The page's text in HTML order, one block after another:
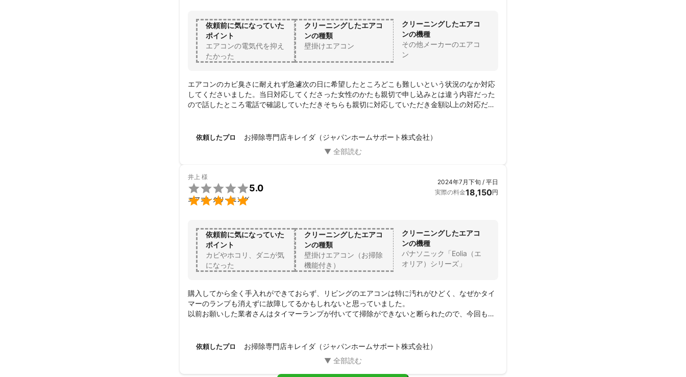
依頼前に気になっていた
ポイント
エアコンの電気代を抑え
たかった
クリーニングしたエアコ
ンの種類
壁掛けエアコン
クリーニングしたエアコ
ンの機種
その他メーカーのエアコ
ン
エアコンのカビ臭さに耐えれず急遽次の日に希望したところどこも難しいという状況のなか対応
してくださいました。当日対応してくださった女性のかたも親切で申し込みとは違う内容だった
ので話したところ電話で確認していただきそちらも親切に対応していただき金額以上の対応だっ
依頼したプロ お掃除専門店キレイダ（ジャパンホームサポート株式会社）
井上 様


5.0
エアコンクリーニング
2024年7月下旬 / 平日
実際の料金18,150円
依頼前に気になっていた
ポイント
カビやホコリ、ダニが気
になった
クリーニングしたエアコ
ンの種類
壁掛けエアコン（お掃除
機能付き）
クリーニングしたエアコ
ンの機種
パナソニック「Eolia（エ
オリア）シリーズ」
購入してから全く手入れができておらず、リビングのエアコンは特に汚れがひどく、なぜかタイ
マーのランプも消えずに故障してるかもしれないと思っていました。
以前お願いした業者さんはタイマーランプが付いてて掃除ができないと断られたので、今回も同
通り掃除してもらえました。
今回見積りが来た5社の中で、金額は中間だったので安いところとの迷いはありましたが、お願
依頼したプロ お掃除専門店キレイダ（ジャパンホームサポート株式会社）